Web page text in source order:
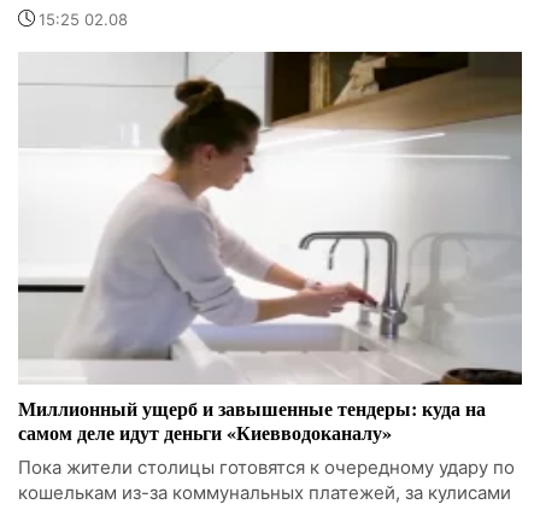
15:25 02.08
Миллионный ущерб и завышенные тендеры: куда на
самом деле идут деньги «Киевводоканалу»
Пока жители столицы готовятся к очередному удару по
кошелькам из-за коммунальных платежей, за кулисами